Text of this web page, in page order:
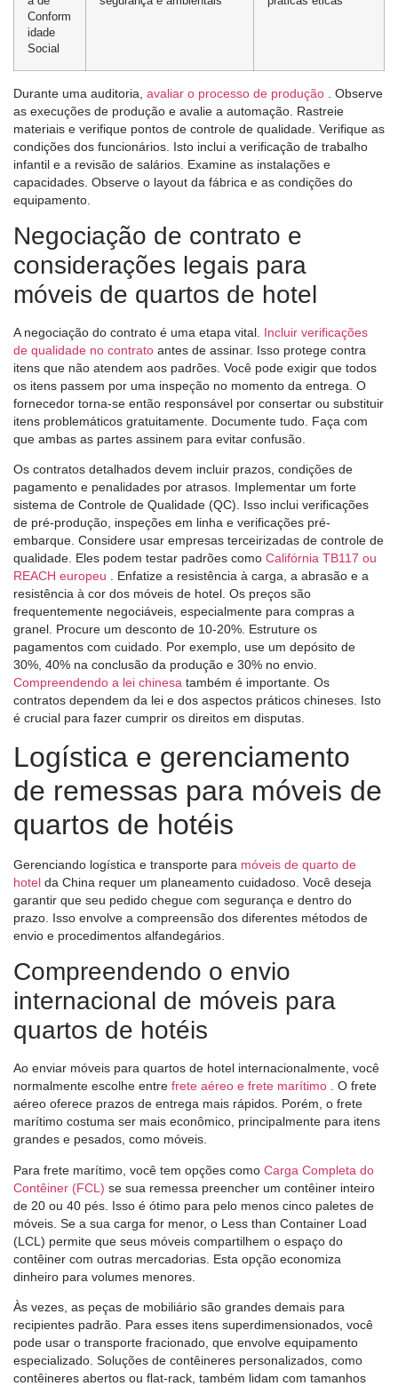
Conform
idade
Social
Durante uma auditoria, avaliar o processo de produção
. Observe
as execuções de produção e avalie a automação. Rastreie
materiais e verifique pontos de controle de qualidade. Verifique as
condições dos funcionários. Isto inclui a verificação de trabalho
infantil e a revisão de salários. Examine as instalações e
capacidades. Observe o layout da fábrica e as condições do
equipamento.
Negociação de contrato e
considerações legais para
móveis de quartos de hotel
A negociação do contrato é uma etapa vital. Incluir verificações
de qualidade no contrato antes de assinar. Isso protege contra
itens que não atendem aos padrões. Você pode exigir que todos
os itens passem por uma inspeção no momento da entrega. O
fornecedor torna-se então responsável por consertar ou substituir
itens problemáticos gratuitamente. Documente tudo. Faça com
que ambas as partes assinem para evitar confusão.
Os contratos detalhados devem incluir prazos, condições de
pagamento e penalidades por atrasos. Implementar um forte
sistema de Controle de Qualidade (QC). Isso inclui verificações
de pré-produção, inspeções em linha e verificações pré-
embarque. Considere usar empresas terceirizadas de controle de
qualidade. Eles podem testar padrões como Califórnia TB117 ou
REACH europeu . Enfatize a resistência à carga, a abrasão e a
resistência à cor dos móveis de hotel. Os preços são
frequentemente negociáveis, especialmente para compras a
granel. Procure um desconto de 10-20%. Estruture os
pagamentos com cuidado. Por exemplo, use um depósito de
30%, 40% na conclusão da produção e 30% no envio.
Compreendendo a lei chinesa também é importante. Os
contratos dependem da lei e dos aspectos práticos chineses. Isto
é crucial para fazer cumprir os direitos em disputas.
Logística e gerenciamento
de remessas para móveis de
quartos de hotéis
Gerenciando logística e transporte para móveis de quarto de
hotel da China requer um planeamento cuidadoso. Você deseja
garantir que seu pedido chegue com segurança e dentro do
prazo. Isso envolve a compreensão dos diferentes métodos de
envio e procedimentos alfandegários.
Compreendendo o envio
internacional de móveis para
quartos de hotéis
Ao enviar móveis para quartos de hotel internacionalmente, você
normalmente escolhe entre frete aéreo e frete marítimo
. O frete
aéreo oferece prazos de entrega mais rápidos. Porém, o frete
marítimo costuma ser mais econômico, principalmente para itens
grandes e pesados, como móveis.
Para frete marítimo, você tem opções como Carga Completa do
Contêiner (FCL) se sua remessa preencher um contêiner inteiro
de 20 ou 40 pés. Isso é ótimo para pelo menos cinco paletes de
móveis. Se a sua carga for menor, o Less than Container Load
(LCL) permite que seus móveis compartilhem o espaço do
contêiner com outras mercadorias. Esta opção economiza
dinheiro para volumes menores.
Às vezes, as peças de mobiliário são grandes demais para
recipientes padrão. Para esses itens superdimensionados, você
pode usar o transporte fracionado, que envolve equipamento
especializado. Soluções de contêineres personalizados, como
contêineres abertos ou flat-rack, também lidam com tamanhos